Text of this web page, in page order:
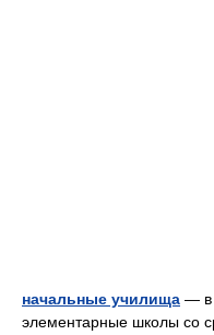
начальные училища — в
элементарные школы со